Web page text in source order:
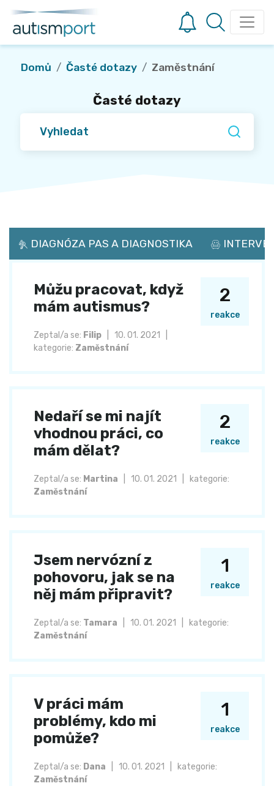
Domů Časté dotazy Zaměstnání
Časté dotazy
DIAGNÓZA PAS A DIAGNOSTIKA
2
reakce
Můžu pracovat, když
mám autismus?
Zeptal/a se: Filip 10. 01. 2021
kategorie: Zaměstnání
2
reakce
Nedaří se mi najít
vhodnou práci, co
mám dělat?
Zeptal/a se: Martina 10. 01. 2021
kategorie:
Zaměstnání
1
reakce
Jsem nervózní z
pohovoru, jak se na
něj mám připravit?
Zeptal/a se: Tamara 10. 01. 2021
kategorie:
Zaměstnání
1
reakce
V práci mám
problémy, kdo mi
pomůže?
Zeptal/a se: Dana 10. 01. 2021
kategorie:
Zaměstnání